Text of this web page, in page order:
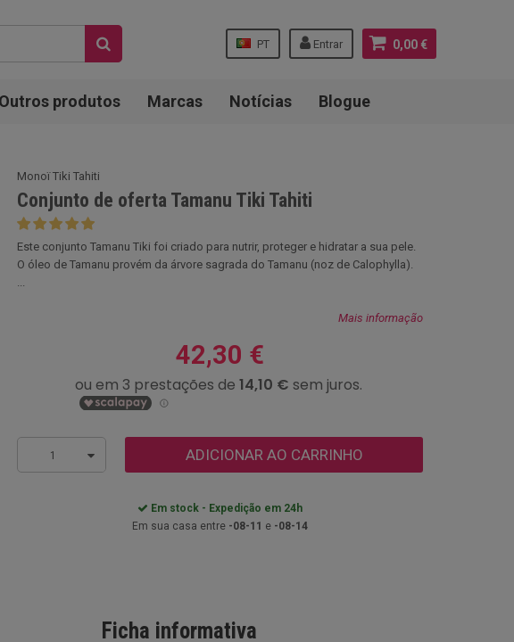
0,00 €
Entrar
PT
Outros produtos Marcas Notícias Blogue
Monoï Tiki Tahiti
Conjunto de oferta Tamanu Tiki Tahiti
Este conjunto Tamanu Tiki foi criado para nutrir, proteger e hidratar a sua pele.
O óleo de Tamanu provém da árvore sagrada do Tamanu (noz de Calophylla).
...
Mais informação
42,30 €
1 ADICIONAR AO CARRINHO
Em stock - Expedição em 24h
Em sua casa entre -08-11 e -08-14
Ficha informativa